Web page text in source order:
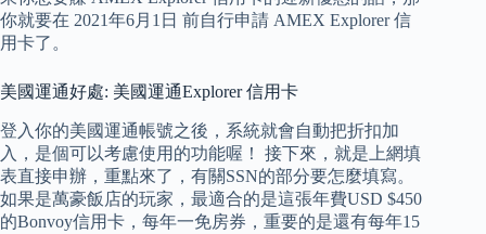
你就要在 2021年6月1日 前自行申請 AMEX Explorer 信
用卡了。
美國運通好處: 美國運通Explorer 信用卡
登入你的美國運通帳號之後，系統就會自動把折扣加
入，是個可以考慮使用的功能喔！ 接下來，就是上網填
表直接申辦，重點來了，有關SSN的部分要怎麼填寫。
如果是萬豪飯店的玩家，最適合的是這張年費USD $450
的Bonvoy信用卡，每年一免房券，重要的是還有每年15